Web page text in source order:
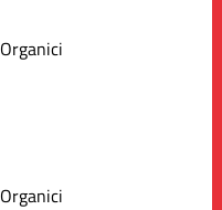
Organici
Organici